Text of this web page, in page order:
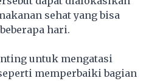
sehat yang bisa
hari.
untuk mengatasi
memperbaiki bagian